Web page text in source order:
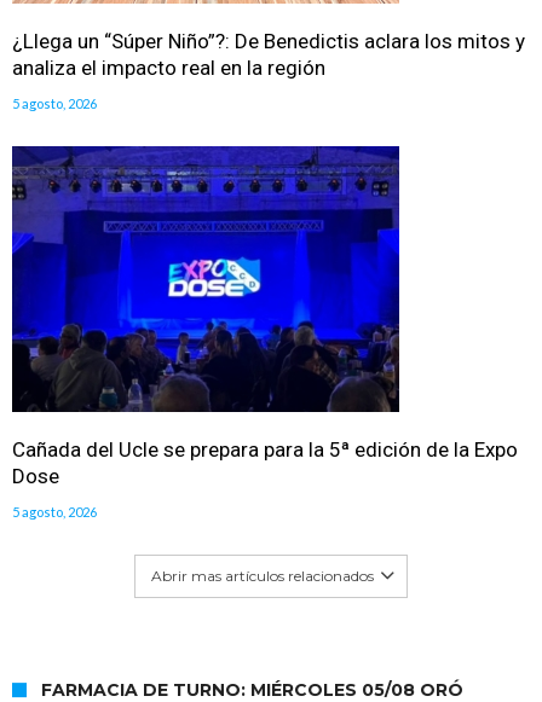
¿Llega un “Súper Niño”?: De Benedictis aclara los mitos y
analiza el impacto real en la región
5 agosto, 2026
Cañada del Ucle se prepara para la 5ª edición de la Expo
Dose
5 agosto, 2026
Abrir mas artículos relacionados
FARMACIA DE TURNO: MIÉRCOLES 05/08 ORÓ